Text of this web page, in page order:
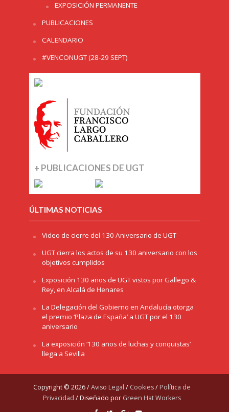
EXPOSICIÓN PERMANENTE
PUBLICACIONES
CALENDARIO
#VENCONUGT (28-29 SEPT)
+ PUBLICACIONES DE UGT
ÚLTIMAS NOTICIAS
Video de cierre del 130 Aniversario de UGT
UGT cierra los actos de su 130 aniversario con los
objetivos cumplidos
Exposición 130 años de UGT vistos por Gallego &
Rey, en Alcalá de Henares
La Delegación del Gobierno en Andalucía otorga
el premio ‘Plaza de España’ a UGT por el 130
aniversario
La exposición ‘130 años de luchas y conquistas’
llega a Sevilla
Copyright © 2026 /Aviso Legal / Cookies/ Política de
Privacidad / Diseñado por Green Hat Workers